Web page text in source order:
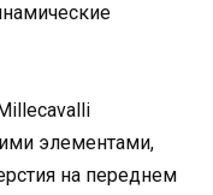
элементами,
на переднем